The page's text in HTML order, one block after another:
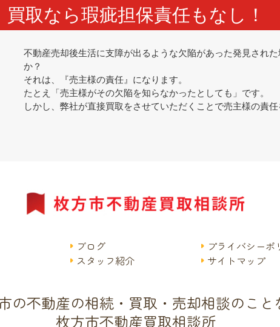
買取なら瑕疵担保責任もなし！
不動産売却後生活に支障が出るような欠陥があった発見され
か？
それは、『売主様の責任』になります。
たとえ「売主様がその欠陥を知らなかったとしても」です。
しかし、弊社が直接買取をさせていただくことで売主様の責任
ブログ プライバシーポ
スタッフ紹介
サイトマップ
の不動産の相続・買取・売却相談のこと
枚方市不動産買取相談所